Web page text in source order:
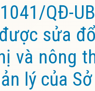
QĐ-
sửa
và nông
lý của